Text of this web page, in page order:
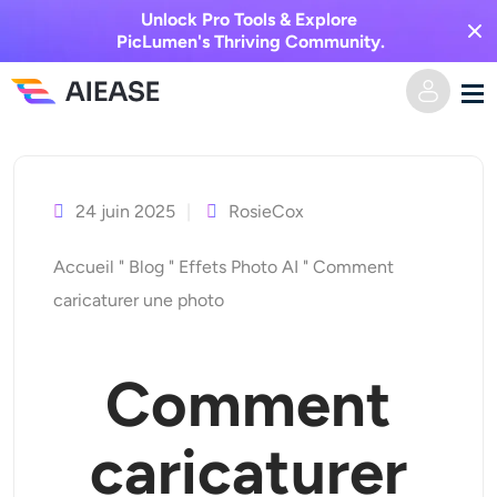
Unlock Pro Tools & Explore
PicLumen's Thriving Community.
Vidéo IA
Texte en vidéo
Effets vidéo
Générateur de baisers IA
Effets vidéo
Image vers image
Texte en image
Éditeur et créateur de photos
content
24 juin 2025 RosieCox
Accueil " Blog " Effets Photo AI "Comment
caricaturer une photo
Comment
caricaturer